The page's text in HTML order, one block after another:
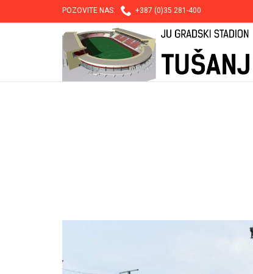
POZOVITE NAS:  +387 (0)35 281-400